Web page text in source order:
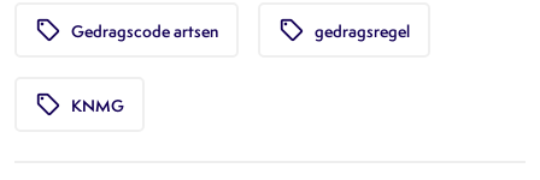
local_offer Gedragscode artsen local_offer gedragsregel
local_offer KNMG